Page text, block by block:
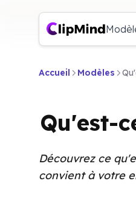
Accueil Modèles
Qu'est-
Découvrez ce
convient à votre